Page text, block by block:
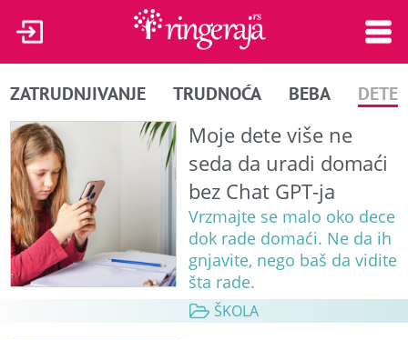
ZATRUDNJIVANJE TRUDNOĆA BEBA DETE
Moje dete više ne
seda da uradi domaći
bez Chat GPT-ja
Vrzmajte se malo oko dece
dok rade domaći. Ne da ih
gnjavite, nego baš da vidite
šta rade.
ŠKOLA